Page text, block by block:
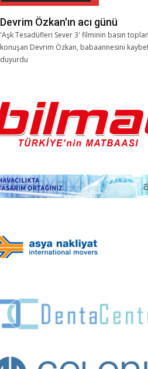
Devrim Özkan'ın acı günü
'Aşk Tesadüfleri Sever 3' filminin basın
konuşan Devrim Özkan, babaannesini
duyurdu